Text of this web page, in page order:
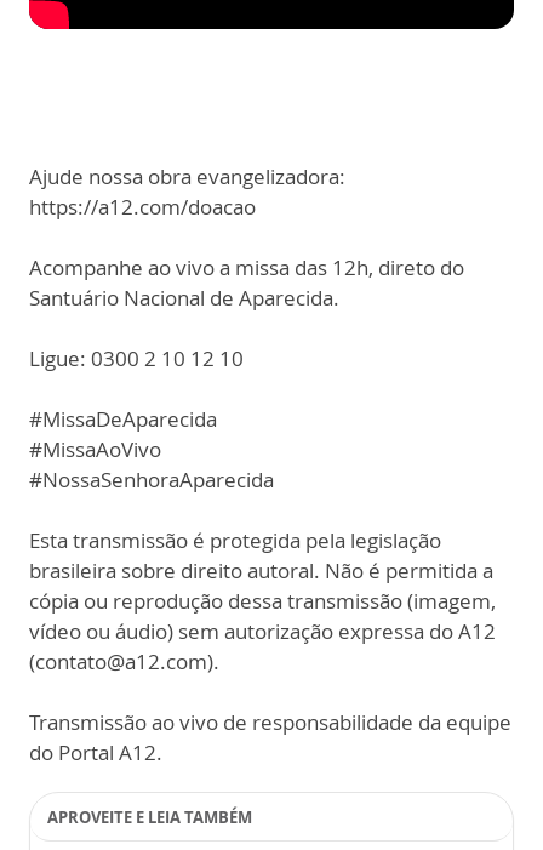
Ajude nossa obra evangelizadora:
https://a12.com/doacao
Acompanhe ao vivo a missa das 12h, direto do
Santuário Nacional de Aparecida.
Ligue: 0300 2 10 12 10
#MissaDeAparecida
#MissaAoVivo
#NossaSenhoraAparecida
Esta transmissão é protegida pela legislação
brasileira sobre direito autoral. Não é permitida a
cópia ou reprodução dessa transmissão (imagem,
vídeo ou áudio) sem autorização expressa do A12
(contato@a12.com).
Transmissão ao vivo de responsabilidade da equipe
do Portal A12.
APROVEITE E LEIA TAMBÉM